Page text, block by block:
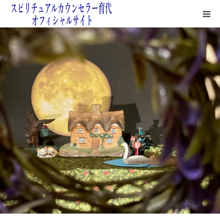
鑑定サロン紹介
鑑定方法
よくある質問＆無料占い
鑑定料金＆お支払いについて
四次元の月